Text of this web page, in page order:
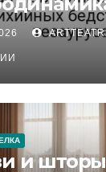
анализа
и